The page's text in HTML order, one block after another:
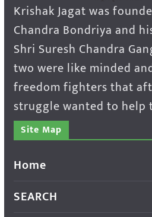
Krishak Jagat was
Chandra Bondriya and
Shri Suresh Chandra
two were like minded
freedom fighters that
struggle wanted to help
Site Map
Home
SEARCH